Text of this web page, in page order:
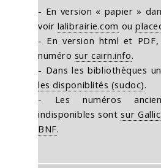
- En version « papier »
voir lalibrairie.com ou
- En version html et
numéro sur cairn.info.
- Dans les bibliothèques
les disponiblités (sudoc).
- Les numéros
indisponibles sontsur
BNF.